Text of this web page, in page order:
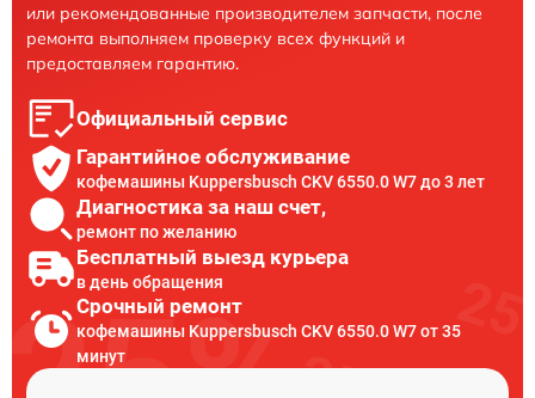
или рекомендованные производителем запчасти, после
ремонта выполняем проверку всех функций и
предоставляем гарантию.
Официальный сервис
Гарантийное обслуживание
кофемашины Kuppersbusch CKV 6550.0 W7 до 3 лет
Диагностика за наш счет,
ремонт по желанию
Бесплатный выезд курьера
в день обращения
Срочный ремонт
кофемашины Kuppersbusch CKV 6550.0 W7 от 35
минут